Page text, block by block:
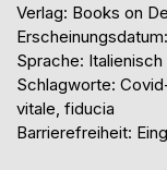
Verlag: Books on
Erscheinungsdatum:
Sprache: Italienisch
Schlagworte:
vitale, fiducia
Barrierefreiheit: